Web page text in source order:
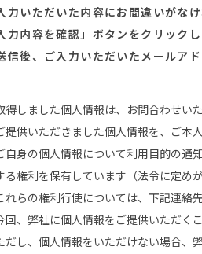
力いただいた内容にお間違いがな
力内容を確認」ボタンをクリックし
信後、ご入力いただいたメールア
得しました個人情報は、お問合わせい
提供いただきました個人情報を、ご本
自身の個人情報について利用目的の通
る権利を保有しています（法令に定め
れらの権利行使については、下記連絡
回、弊社に個人情報をご提供いただく
だし、個人情報をいただけない場合、